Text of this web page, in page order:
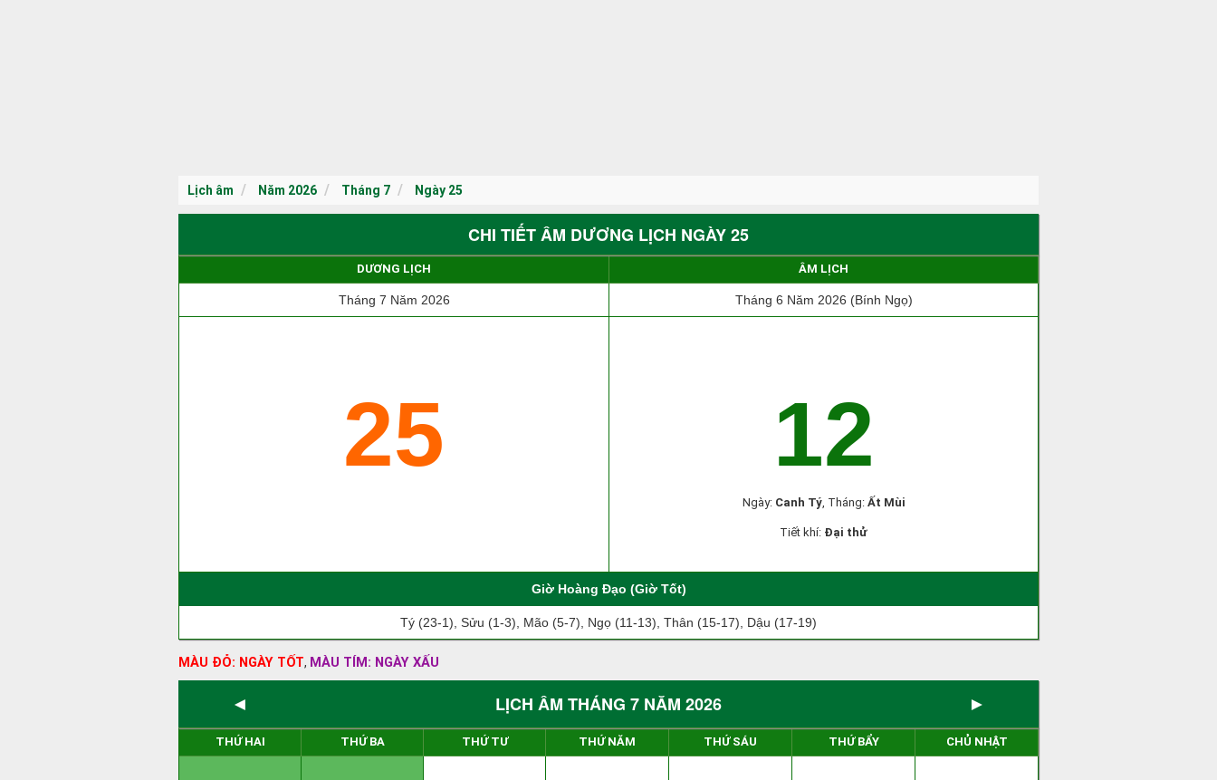
Lịch âm Năm 2026 Tháng 7 Ngày 25
CHI TIẾT ÂM DƯƠNG LỊCH NGÀY 25
DƯƠNG LỊCH ÂM LỊCH
Tháng 7 Năm 2026 Tháng 6 Năm 2026 (Bính Ngọ)
25 12
Ngày: Canh Tý, Tháng: Ất Mùi
Tiết khí: Đại thử
Giờ Hoàng Đạo (Giờ Tốt)
Tý (23-1), Sửu (1-3), Mão (5-7), Ngọ (11-13), Thân (15-17), Dậu (17-19)
MÀU ĐỎ: NGÀY TỐT, MÀU TÍM: NGÀY XẤU
◄ LỊCH ÂM THÁNG 7 NĂM 2026 ►
THỨ HAI THỨ BA THỨ TƯ THỨ NĂM THỨ SÁU THỨ BẨY CHỦ NHẬT